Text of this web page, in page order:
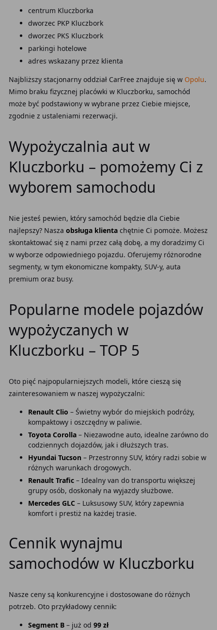
centrum Kluczborka
dworzec PKP Kluczbork
dworzec PKS Kluczbork
parkingi hotelowe
adres wskazany przez klienta
Najbliższy stacjonarny oddział CarFree znajduje się w Opolu.
Mimo braku fizycznej placówki w Kluczborku, samochód
może być podstawiony w wybrane przez Ciebie miejsce,
zgodnie z ustaleniami rezerwacji.
Wypożyczalnia aut w
Kluczborku – pomożemy Ci z
wyborem samochodu
Nie jesteś pewien, który samochód będzie dla Ciebie
najlepszy? Nasza obsługa klientachętnie Ci pomoże. Możesz
skontaktować się z nami przez całą dobę, a my doradzimy Ci
w wyborze odpowiedniego pojazdu. Oferujemy różnorodne
segmenty, w tym ekonomiczne kompakty, SUV-y, auta
premium oraz busy.
Popularne modele pojazdów
wypożyczanych w
Kluczborku – TOP 5
Oto pięć najpopularniejszych modeli, które cieszą się
zainteresowaniem w naszej wypożyczalni:
Renault Clio – Świetny wybór do miejskich podróży,
kompaktowy i oszczędny w paliwie.
Toyota Corolla– Niezawodne auto, idealne zarówno do
codziennych dojazdów, jak i dłuższych tras.
Hyundai Tucson – Przestronny SUV, który radzi sobie w
różnych warunkach drogowych.
Renault Trafic– Idealny van do transportu większej
grupy osób, doskonały na wyjazdy służbowe.
Mercedes GLC – Luksusowy SUV, który zapewnia
komfort i prestiż na każdej trasie.
Cennik wynajmu
samochodów w Kluczborku
Nasze ceny są konkurencyjne i dostosowane do różnych
potrzeb. Oto przykładowy cennik:
Segment B– już od 99 zł